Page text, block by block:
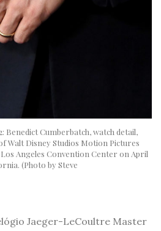
Benedict Cumberbatch, watch detail,
Walt Disney Studios Motion Pictures
Angeles Convention Center on April
(Photo by Steve
Jaeger-LeCoultre Master